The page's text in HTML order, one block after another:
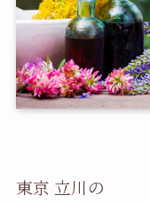
東京 立川の